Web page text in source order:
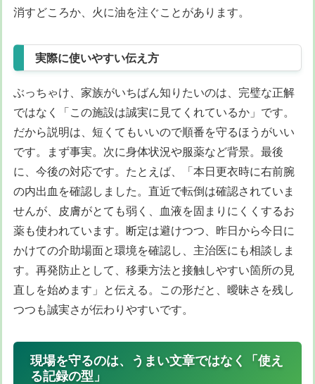
消すどころか、火に油を注ぐことがあります。
実際に使いやすい伝え方
ぶっちゃけ、家族がいちばん知りたいのは、完璧な正解
ではなく「この施設は誠実に見てくれているか」です。
だから説明は、短くてもいいので順番を守るほうがいい
です。まず事実。次に身体状況や服薬など背景。最後
に、今後の対応です。たとえば、「本日更衣時に右前腕
の内出血を確認しました。直近で転倒は確認されていま
せんが、皮膚がとても弱く、血液を固まりにくくするお
薬も使われています。断定は避けつつ、昨日から今日に
かけての介助場面と環境を確認し、主治医にも相談しま
す。再発防止として、移乗方法と接触しやすい箇所の見
直しを始めます」と伝える。この形だと、曖昧さを残し
つつも誠実さが伝わりやすいです。
現場を守るのは、うまい文章ではなく「使え
る記録の型」